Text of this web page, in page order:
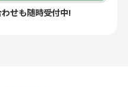
せも随時受付中!